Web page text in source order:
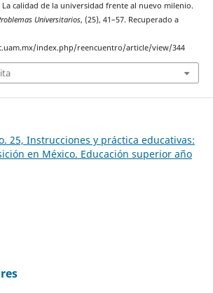
La calidad de la universidad frente al nuevo milenio.
Universitarios, (25), 41–57. Recuperado a
index.php/reencuentro/article/view/344
25, Instrucciones y práctica educativas:
en México. Educación superior año